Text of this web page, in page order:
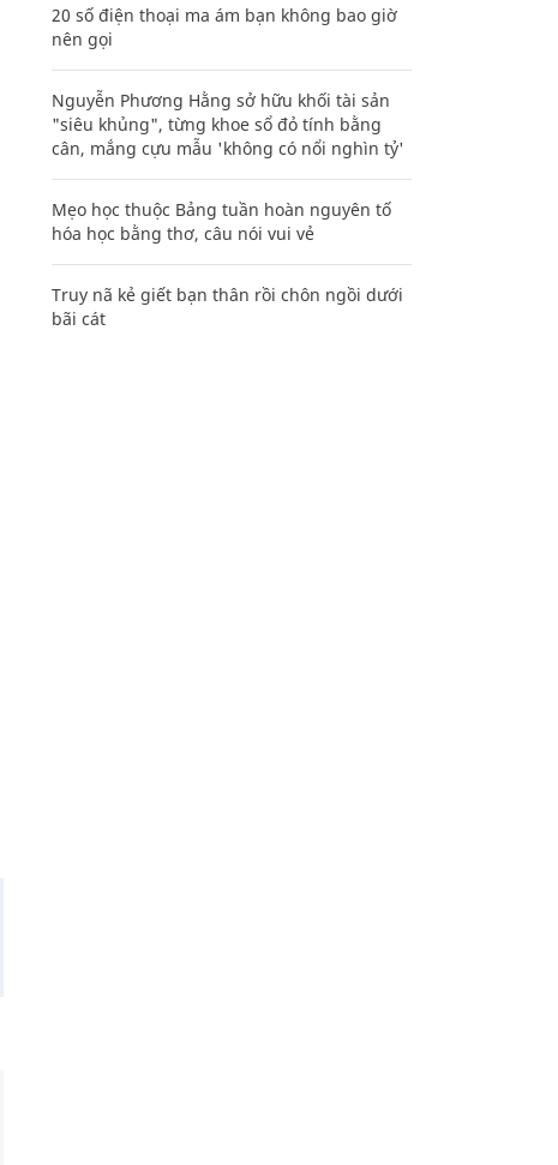
20 số điện thoại ma ám bạn không bao giờ
nên gọi
Nguyễn Phương Hằng sở hữu khối tài sản
"siêu khủng", từng khoe sổ đỏ tính bằng
cân, mắng cựu mẫu 'không có nổi nghìn tỷ'
Mẹo học thuộc Bảng tuần hoàn nguyên tố
hóa học bằng thơ, câu nói vui vẻ
Truy nã kẻ giết bạn thân rồi chôn ngồi dưới
bãi cát